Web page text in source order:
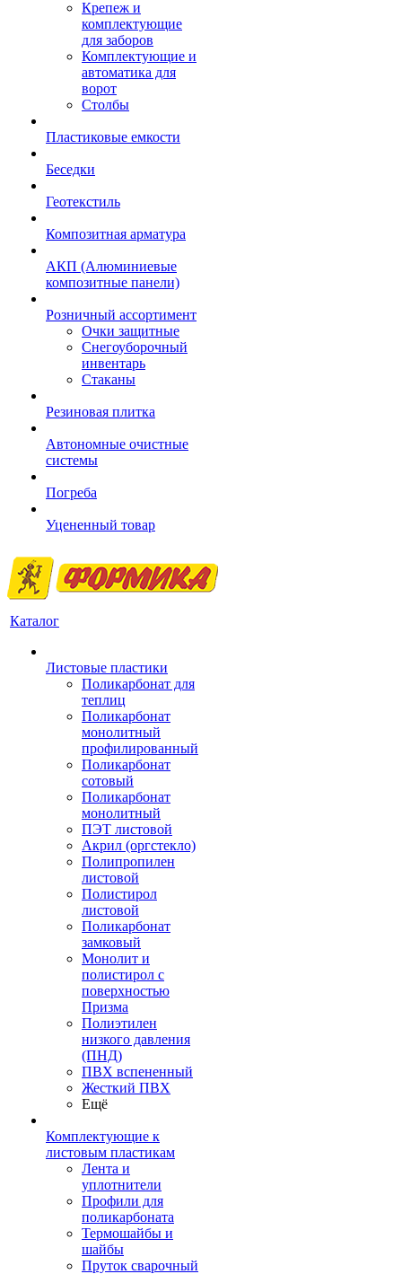
Крепеж и
комплектующие
для заборов
Комплектующие и
автоматика для
ворот
Столбы
Пластиковые емкости
Беседки
Геотекстиль
Композитная арматура
АКП (Алюминиевые
композитные панели)
Розничный ассортимент
Очки защитные
Снегоуборочный
инвентарь
Стаканы
Резиновая плитка
Автономные очистные
системы
Погреба
Уцененный товар
Каталог
Листовые пластики
Поликарбонат для
теплиц
Поликарбонат
монолитный
профилированный
Поликарбонат
сотовый
Поликарбонат
монолитный
ПЭТ листовой
Акрил (оргстекло)
Полипропилен
листовой
Полистирол
листовой
Поликарбонат
замковый
Монолит и
полистирол с
поверхностью
Призма
Полиэтилен
низкого давления
(ПНД)
ПВХ вспененный
Жесткий ПВХ
Ещё
Комплектующие к
листовым пластикам
Лента и
уплотнители
Профили для
поликарбоната
Термошайбы и
шайбы
Пруток сварочный